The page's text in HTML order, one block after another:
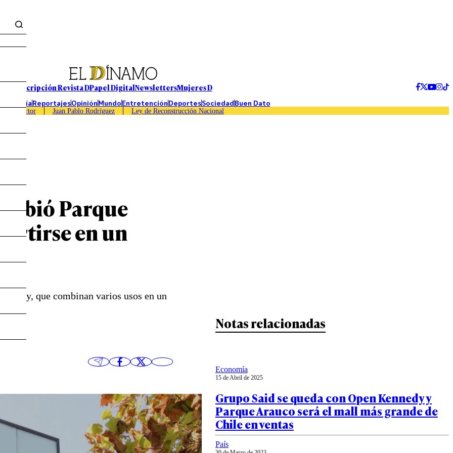
Suscripción Revista DPapel DigitalNewslettersMujeres D
EconomíaReportajesOpiniónMundoEntretenciónDeportesSociedadBuen Dato
Caso Sartor Juan Pablo Rodríguez Ley de Reconstrucción Nacional
Parque
en un
que combinan varios usos en un
Notas relacionadas
Economía
15 de Abril de 2025
Grupo Said se queda con Open Kennedy y
Parque Arauco será el mall más grande de
Chile en ventas
País